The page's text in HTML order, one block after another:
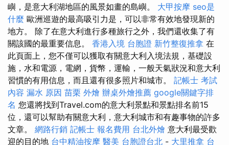
嶼，是意大利湖地區的風景如畫的島嶼。 大甲按摩 seo是
什麼 歐洲巡遊的最高吸引力是，可以非常有效地發現新的
地方。 除了在意大利進行多種旅行之外，我們還收集了有
關該國的最重要信息。 香港入境 台胞證 新竹整復推拿 在
此頁面上，您不僅可以獲取有關意大利入境法規，基礎設
施，水和電源，電網，貨幣，運輸，一般天氣狀況和意大利
習慣的有用信息，而且還有很多照片和城市。 記帳士 考試
內容 漏水 原因 苗栗 外燴 辦桌外燴推薦 google關鍵字排
名 您還將找到Travel.com的意大利景點和景點排名前15
位，還可以幫助有關意大利，意大利城市和有趣事物的許多
文章。 網路行銷 記帳士 報名費用 台北外燴 意大利最受歡
迎的目的地 台中精油按摩 醫美 台胞證台北 - 大里推拿 台